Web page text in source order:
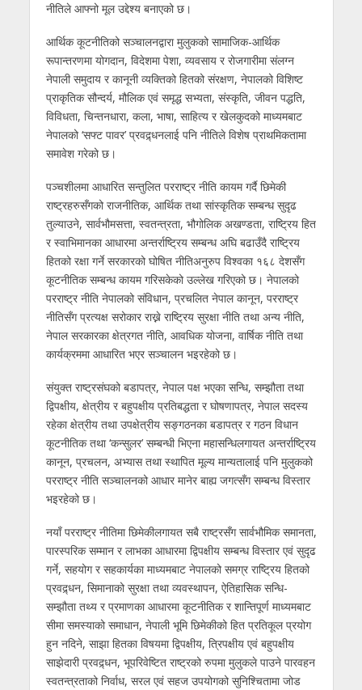
नीतिले आफ्नो मूल उद्देश्य बनाएको छ।
आर्थिक कूटनीतिको सञ्चालनद्वारा मुलुकको सामाजिक-आर्थिक
रूपान्तरणमा योगदान, विदेशमा पेशा, व्यवसाय र रोजगारीमा संलग्न
नेपाली समुदाय र कानूनी व्यक्तिको हितको संरक्षण, नेपालको विशिष्ट
प्राकृतिक सौन्दर्य, मौलिक एवं समृद्ध सभ्यता, संस्कृति, जीवन पद्धति,
विविधता, चिन्तनधारा, कला, भाषा, साहित्य र खेलकुदको माध्यमबाट
नेपालको ‘सफ्ट पावर’ प्रवद्र्धनलाई पनि नीतिले विशेष प्राथमिकतामा
समावेश गरेको छ।
पञ्चशीलमा आधारित सन्तुलित परराष्ट्र नीति कायम गर्दै छिमेकी
राष्ट्रहरुसँगको राजनीतिक, आर्थिक तथा सांस्कृतिक सम्बन्ध सुदृढ
तुल्याउने, सार्वभौमसत्ता, स्वतन्त्रता, भौगोलिक अखण्डता, राष्ट्रिय हित
र स्वाभिमानका आधारमा अन्तर्राष्ट्रिय सम्बन्ध अघि बढाउँदै राष्ट्रिय
हितको रक्षा गर्ने सरकारको घोषित नीतिअनुरुप विश्वका १६८ देशसँग
कूटनीतिक सम्बन्ध कायम गरिसकेको उल्लेख गरिएको छ। नेपालको
परराष्ट्र नीति नेपालको संविधान, प्रचलित नेपाल कानून, परराष्ट्र
नीतिसँग प्रत्यक्ष सरोकार राख्ने राष्ट्रिय सुरक्षा नीति तथा अन्य नीति,
नेपाल सरकारका क्षेत्रगत नीति, आवधिक योजना, वार्षिक नीति तथा
कार्यक्रममा आधारित भएर सञ्चालन भइरहेको छ।
संयुक्त राष्ट्रसंघको बडापत्र, नेपाल पक्ष भएका सन्धि, सम्झौता तथा
द्विपक्षीय, क्षेत्रीय र बहुपक्षीय प्रतिबद्धता र घोषणापत्र, नेपाल सदस्य
रहेका क्षेत्रीय तथा उपक्षेत्रीय सङ्गठनका बडापत्र र गठन विधान
कूटनीतिक तथा ‘कन्सुलर’ सम्बन्धी भिएना महासन्धिलगायत अन्तर्राष्ट्रिय
कानून, प्रचलन, अभ्यास तथा स्थापित मूल्य मान्यतालाई पनि मुलुकको
परराष्ट्र नीति सञ्चालनको आधार मानेर बाह्य जगत्सँग सम्बन्ध विस्तार
भइरहेको छ।
नयाँ परराष्ट्र नीतिमा छिमेकीलगायत सबै राष्ट्रसँग सार्वभौमिक समानता,
पारस्परिक सम्मान र लाभका आधारमा द्विपक्षीय सम्बन्ध विस्तार एवं सुदृढ
गर्ने, सहयोग र सहकार्यका माध्यमबाट नेपालको समग्र राष्ट्रिय हितको
प्रवद्र्धन, सिमानाको सुरक्षा तथा व्यवस्थापन, ऐतिहासिक सन्धि-
सम्झौता तथ्य र प्रमाणका आधारमा कूटनीतिक र शान्तिपूर्ण माध्यमबाट
सीमा समस्याको समाधान, नेपाली भूमि छिमेकीको हित प्रतिकूल प्रयोग
हुन नदिने, साझा हितका विषयमा द्विपक्षीय, त्रिपक्षीय एवं बहुपक्षीय
साझेदारी प्रवद्र्धन, भूपरिवेष्टित राष्ट्रको रुपमा मुलुकले पाउने पारवहन
स्वतन्त्रताको निर्वाध, सरल एवं सहज उपयोगको सुनिश्चितामा जोड